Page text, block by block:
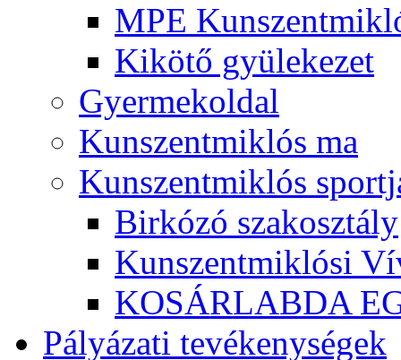
MPE
Kikötő gyülekezet
Gyermekoldal
Kunszentmiklós ma
Kunszentmiklós
Birkózó szakosztály
Kunszentmiklósi
KOSÁRLABDA
Pályázati tevékenységek